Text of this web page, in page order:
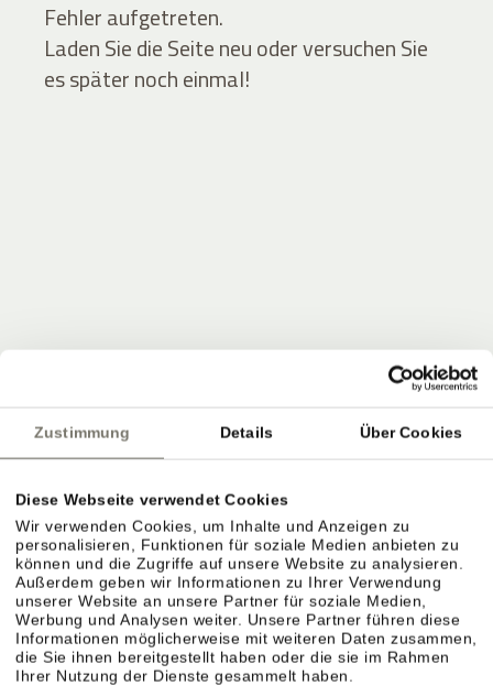
Zustimmung Details Über Cookies
Diese Webseite verwendet Cookies
Wir verwenden Cookies, um Inhalte und Anzeigen zu
personalisieren, Funktionen für soziale Medien anbieten zu
können und die Zugriffe auf unsere Website zu analysieren.
Außerdem geben wir Informationen zu Ihrer Verwendung
unserer Website an unsere Partner für soziale Medien,
Werbung und Analysen weiter. Unsere Partner führen diese
Informationen möglicherweise mit weiteren Daten zusammen,
die Sie ihnen bereitgestellt haben oder die sie im Rahmen
Ihrer Nutzung der Dienste gesammelt haben.
Fehler aufgetreten.
Laden Sie die Seite neu oder versuchen Sie
es später noch einmal!
JOIN THE COMMUNITY
Seien Sie unter den Ersten, die Neuigkeiten vom
Stroblhof erfahren.
Exklusive Angebote und Aktuelles aus unserem
Weinhotel in Südtirol erwarten Sie.
Einfach ausfüllen und Newsletter abonnieren: